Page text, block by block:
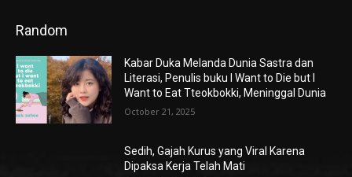
Random
Kabar Duka Melanda Dunia Sastra dan
Literasi, Penulis buku I Want to Die but I
Want to Eat Tteokbokki, Meninggal Dunia
October 21, 2025
Sedih, Gajah Kurus yang Viral Karena
Dipaksa Kerja Telah Mati